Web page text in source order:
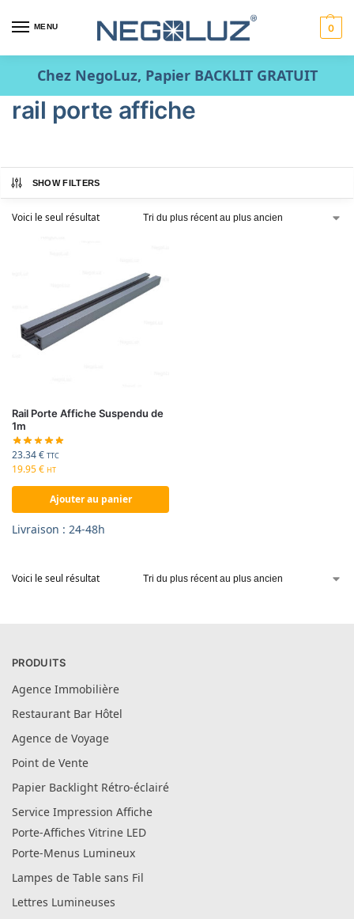
MENU 0
Chez NegoLuz, Papier BACKLIT GRATUIT
rail porte affiche
SHOW FILTERS
Voici le seul résultat
Rail Porte Affiche Suspendu de
1m
23.34€ TTC
19.95€ HT
Ajouter au panier
Livraison : 24-48h
Voici le seul résultat
PRODUITS
Agence Immobilière
Restaurant Bar Hôtel
Agence de Voyage
Point de Vente
Papier Backlight Rétro-éclairé
Service Impression Affiche
Porte-Affiches Vitrine LED
Porte-Menus Lumineux
Lampes de Table sans Fil
Lettres Lumineuses